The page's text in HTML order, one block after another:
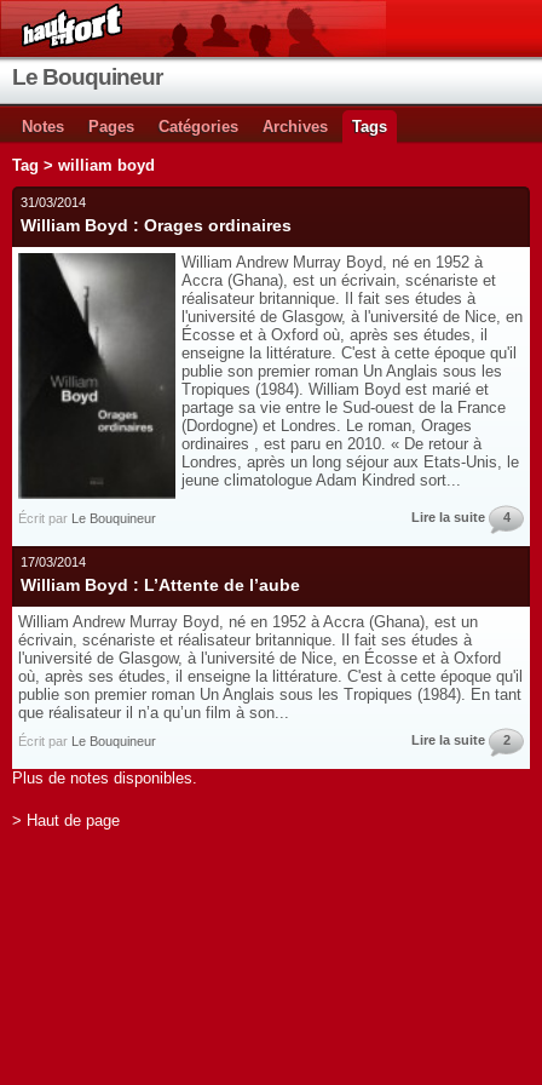
Le Bouquineur
Notes Pages Catégories Archives Tags
Tag > william boyd
31/03/2014
William Boyd : Orages ordinaires
William Andrew Murray Boyd, né en 1952 à
Accra (Ghana), est un écrivain, scénariste et
réalisateur britannique. Il fait ses études à
l'université de Glasgow, à l'université de Nice, en
Écosse et à Oxford où, après ses études, il
enseigne la littérature. C'est à cette époque qu'il
publie son premier roman Un Anglais sous les
Tropiques (1984). William Boyd est marié et
partage sa vie entre le Sud-ouest de la France
(Dordogne) et Londres. Le roman, Orages
ordinaires , est paru en 2010. « De retour à
Londres, après un long séjour aux Etats-Unis, le
jeune climatologue Adam Kindred sort...
Écrit par Le Bouquineur Lire la suite 4
17/03/2014
William Boyd : L’Attente de l’aube
William Andrew Murray Boyd, né en 1952 à Accra (Ghana), est un
écrivain, scénariste et réalisateur britannique. Il fait ses études à
l'université de Glasgow, à l'université de Nice, en Écosse et à Oxford
où, après ses études, il enseigne la littérature. C'est à cette époque qu'il
publie son premier roman Un Anglais sous les Tropiques (1984). En tant
que réalisateur il n’a qu’un film à son...
Écrit par Le Bouquineur Lire la suite 2
Plus de notes disponibles.
> Haut de page